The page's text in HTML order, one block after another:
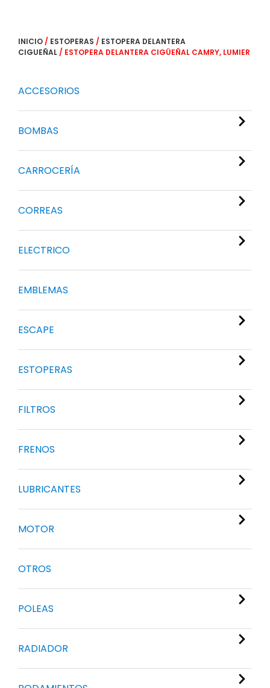
INICIO / ESTOPERAS / ESTOPERA DELANTERA
CIGUEÑAL / ESTOPERA DELANTERA CIGÜEÑAL CAMRY, LUMIER
ACCESORIOS
BOMBAS
CARROCERÍA
CORREAS
ELECTRICO
EMBLEMAS
ESCAPE
ESTOPERAS
FILTROS
FRENOS
LUBRICANTES
MOTOR
OTROS
POLEAS
RADIADOR